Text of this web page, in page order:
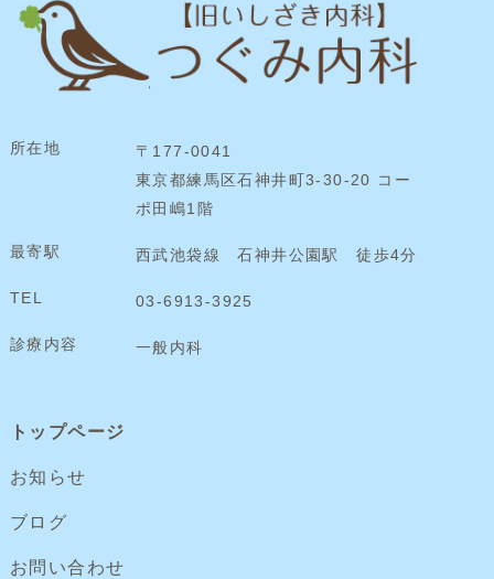
所在地
〒177-0041
東京都練馬区石神井町3-30-20 コー
ポ田嶋1階
最寄駅 西武池袋線 石神井公園駅 徒歩4分
TEL 03-6913-3925
診療内容 一般内科
トップページ
お知らせ
ブログ
お問い合わせ